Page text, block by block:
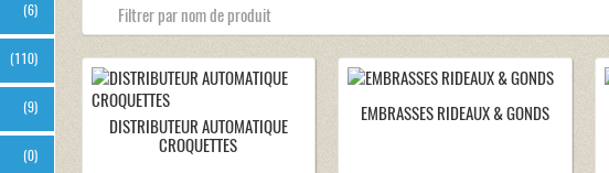
(6)
(110)
(9)
(0)
DISTRIBUTEUR AUTOMATIQUE
CROQUETTES
EMBRASSES RIDEAUX & GONDS